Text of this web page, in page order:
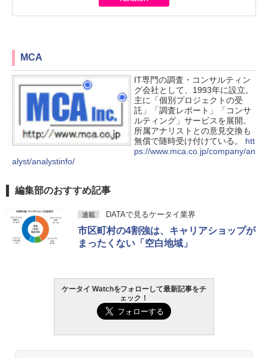
MCA
IT専門の調査・コンサルティン
グ会社として、1993年に設立。
主に「個別プロジェクトの受
託」「調査レポート」「コンサ
ルティング」サービスを展開。
所属アナリストとの意見交換も
無償で随時受け付けている。 htt
ps://www.mca.co.jp/company/an
alyst/analystinfo/
編集部のおすすめ記事
連載 DATAで見るケータイ業界
市区町村の4割強は、キャリアショップが
まったくない「空白地域」
ケータイ Watchをフォローして最新記事をチ
ェック！